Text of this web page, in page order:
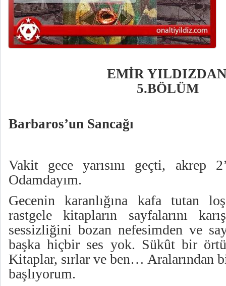
EMİR
5.BÖLÜM
Barbaros’un Sancağı
Vakit gece yarısını geçti, akrep
Odamdayım.
Gecenin karanlığına kafa tutan
rastgele kitapların sayfalarını
sessizliğini bozan nefesimden ve
başka hiçbir ses yok. Sükût bir
Kitaplar, sırlar ve ben… Aralarından
başlıyorum.